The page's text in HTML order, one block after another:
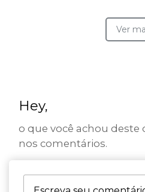
Ver
Hey,
o que você achou deste
nos comentários.